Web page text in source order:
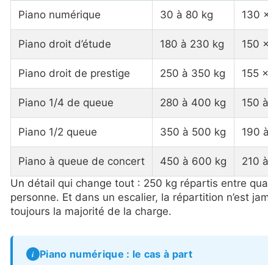
Piano numérique 30 à 80 kg 130
Piano droit d’étude 180 à 230 kg 150
Piano droit de prestige 250 à 350 kg 155
Piano 1/4 de queue 280 à 400 kg 150
Piano 1/2 queue 350 à 500 kg 190
Piano à queue de concert 450 à 600 kg 210
Un détail qui change tout : 250 kg répartis entre
personne. Et dans un escalier, la répartition n’est
toujours la majorité de la charge.
Piano numérique : le cas à part